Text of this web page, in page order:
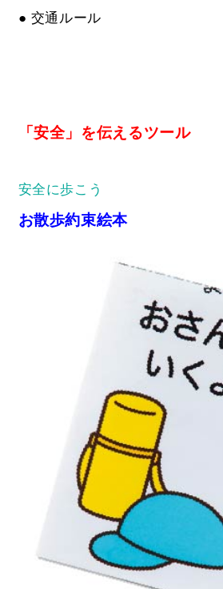
● 交通ルール
「安全」を伝えるツール
安全に歩こう
お散歩約束絵本